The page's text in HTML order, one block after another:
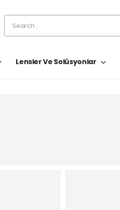
Lensler Ve Solüsyonlar